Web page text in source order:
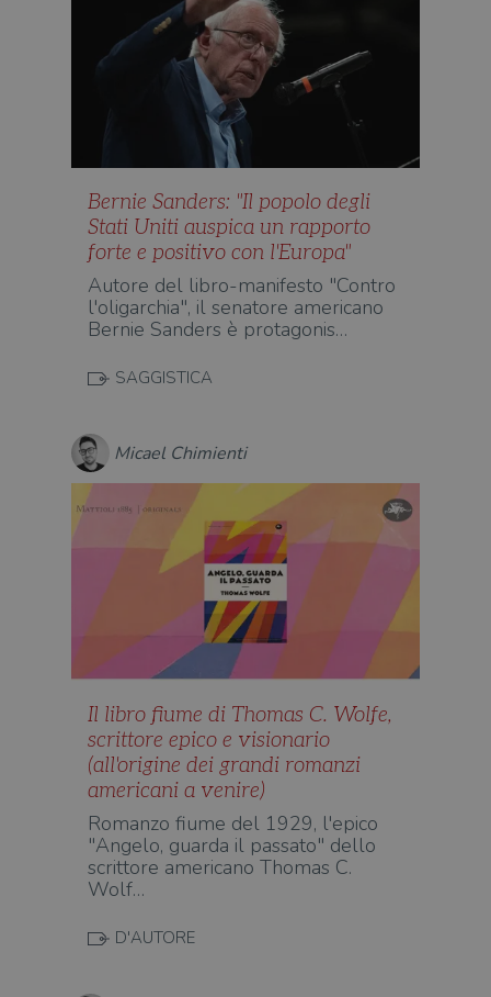
Bernie Sanders: "Il popolo degli
Stati Uniti auspica un rapporto
forte e positivo con l'Europa"
Autore del libro-manifesto "Contro
l'oligarchia", il senatore americano
Bernie Sanders è protagonis…
SAGGISTICA
Micael Chimienti
Il libro fiume di Thomas C. Wolfe,
scrittore epico e visionario
(all'origine dei grandi romanzi
americani a venire)
Romanzo fiume del 1929, l'epico
"Angelo, guarda il passato" dello
scrittore americano Thomas C.
Wolf…
D'AUTORE